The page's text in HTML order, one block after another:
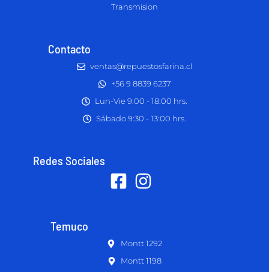
Transmision
Contacto
ventas@repuestosfarina.cl
+56 9 8839 6237
Lun-Vie 9:00 - 18:00 hrs.
Sábado 9:30 - 13:00 hrs.
Redes Sociales
Temuco
Montt 1292
Montt 1198